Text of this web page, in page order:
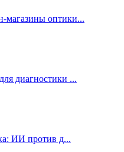
оптики...
диагностики ...
ИИ против д...